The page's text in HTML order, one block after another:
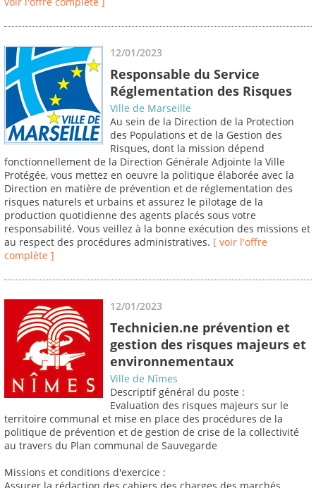
12/01/2023
Responsable du Service
Réglementation des Risques
Ville de Marseille
Au sein de la Direction de la Protection
des Populations et de la Gestion des
Risques, dont la mission dépend
fonctionnellement de la Direction Générale Adjointe la Ville
Protégée, vous mettez en oeuvre la politique élaborée avec la
Direction en matière de prévention et de réglementation des
risques naturels et urbains et assurez le pilotage de la
production quotidienne des agents placés sous votre
responsabilité. Vous veillez à la bonne exécution des missions et
au respect des procédures administratives. [ voir l'offre
complète ]
12/01/2023
Technicien.ne prévention et
gestion des risques majeurs et
environnementaux
Ville de Nîmes
Descriptif général du poste :
Evaluation des risques majeurs sur le
territoire communal et mise en place des procédures de la
politique de prévention et de gestion de crise de la collectivité
au travers du Plan communal de Sauvegarde
Missions et conditions d'exercice :